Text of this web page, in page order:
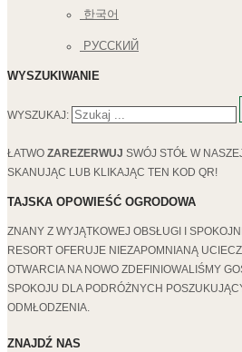
한국어
РУССКИЙ
WYSZUKIWANIE
WYSZUKAJ:
ŁATWO ZAREZERWUJ SWÓJ STÓŁ W
SKANUJĄC LUB KLIKAJĄC TEN KOD QR!
TAJSKA OPOWIEŚĆ OGRODOWA
ZNANY Z WYJĄTKOWEJ OBSŁUGI I
RESORT OFERUJE NIEZAPOMNIANĄ
OTWARCIA NA NOWO ZDEFINIOWALIŚMY
SPOKOJU DLA PODRÓŻNYCH
ODMŁODZENIA.
ZNAJDŹ NAS